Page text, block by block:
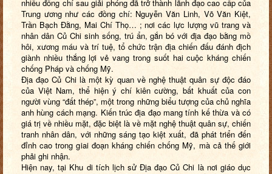
nhiều đồng chí sau giải phóng đã trở thành lãnh đạo cao cấp của
Trung ương như các đồng chí: Nguyễn Văn Linh, Võ Văn Kiệt,
Trần Bạch Đằng, Mai Chí Thọ… ; nơi các lực lượng vũ trang và
nhân dân Củ Chi sinh sống, trú ẩn, gắn bó với địa đạo bằng mồ
hôi, xương máu và trí tuệ, tổ chức trận địa chiến đấu đánh địch
giành nhiều thắng lợi vẻ vang trong suốt hai cuộc kháng chiến
chống Pháp và chống Mỹ.
Địa đạo Củ Chi là một kỳ quan về nghệ thuật quân sự độc đáo
của Việt Nam, thể hiện ý chí kiên cường, bất khuất của con
người vùng “đất thép”, một trong những biểu tượng của chủ nghĩa
anh hùng cách mạng. Kiến trúc địa đạo mang tính kế thừa và có
giá trị về nhiều mặt, đặc biệt là về mặt nghệ thuật quân sự, chiến
tranh nhân dân, với những sáng tạo kiệt xuất, đã phát triển đến
đỉnh cao trong giai đoạn kháng chiến chống Mỹ, mà cả thế giới
phải ghi nhận.
Hiện nay, tại Khu di tích lịch sử Địa đạo Củ Chi là nơi giáo dục